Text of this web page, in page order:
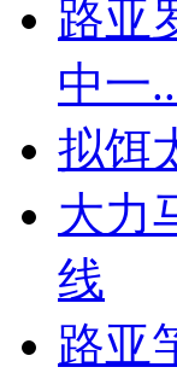
路亚
中一
拟饵
大力
线
路亚